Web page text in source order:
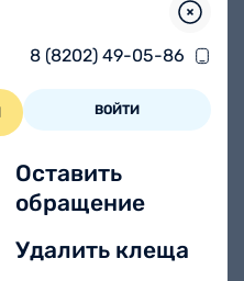
8 (8202) 49-05-86
ВОЙТИ
Оставить
обращение
Удалить клеща